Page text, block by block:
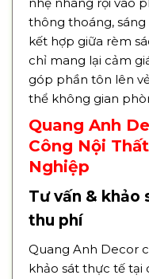
thông thoáng, sáng
kết hợp giữa rèm
chỉ mang lại cảm
góp phần tôn lên
thể không gian
Quang Anh
Công Nội
Nghiệp
Tư vấn & khảo
thu phí
Quang Anh Decor
khảo sát thực tế